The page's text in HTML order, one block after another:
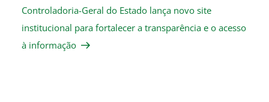
Post
Controladoria-Geral do Estado lança novo site
institucional para fortalecer a transparência e o acesso
à informação